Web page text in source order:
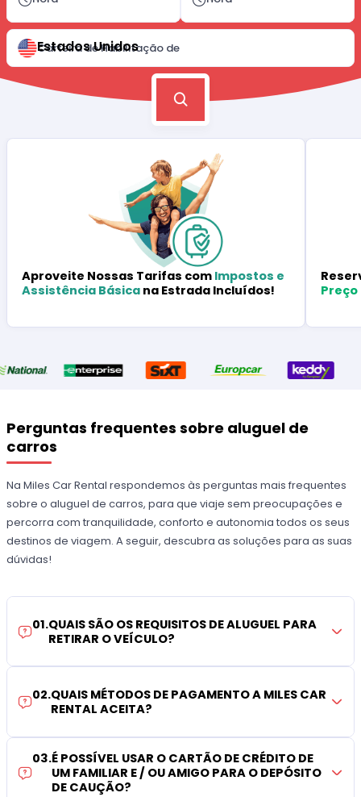
Carteira de Habilitação de
Estados Unidos
Aproveite Nossas Tarifas com Impostos e
Assistência Básica na Estrada Incluídos!
Preço
Perguntas frequentes sobre aluguel de
carros
Na Miles Car Rental respondemos às perguntas mais frequentes
sobre o aluguel de carros, para que viaje sem preocupações e
percorra com tranquilidade, conforto e autonomia todos os seus
destinos de viagem. A seguir, descubra as soluções para as suas
dúvidas!
01.QUAIS SÃO OS REQUISITOS DE ALUGUEL PARA
RETIRAR O VEÍCULO?
02.QUAIS MÉTODOS DE PAGAMENTO A MILES CAR
RENTAL ACEITA?
03.É POSSÍVEL USAR O CARTÃO DE CRÉDITO DE
UM FAMILIAR E / OU AMIGO PARA O DEPÓSITO
DE CAUÇÃO?